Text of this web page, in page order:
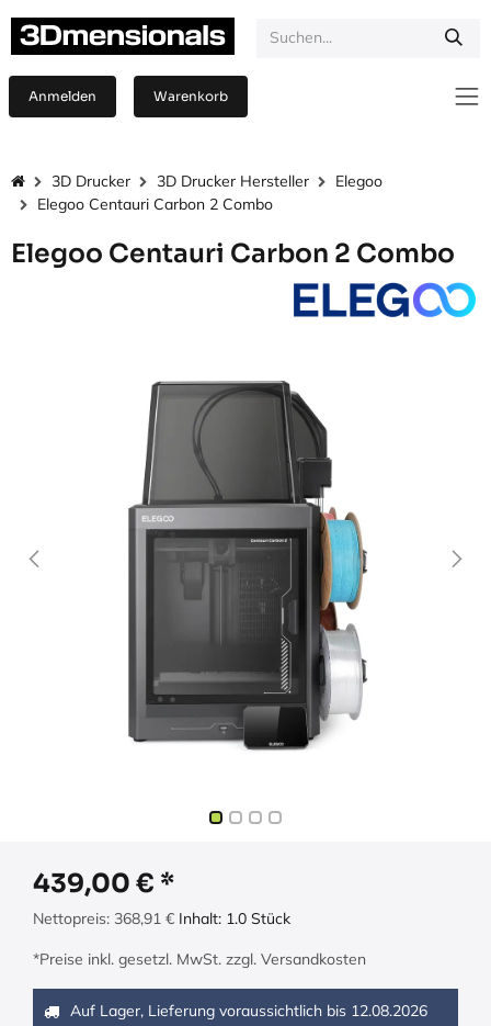
Anmelden Warenkorb
3D Drucker 3D Drucker Hersteller
Elegoo
Elegoo Centauri Carbon 2 Combo
Elegoo Centauri Carbon 2 Combo
439,00 €
Nettopreis: 368,91 € Inhalt: 1.0 Stück
*Preise inkl. gesetzl. MwSt. zzgl. Versandkosten
Auf Lager, Lieferung voraussichtlich bis 12.08.2026